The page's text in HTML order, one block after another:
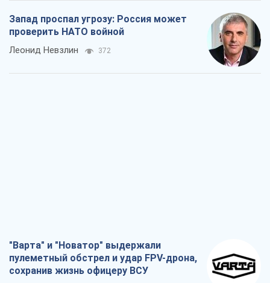
Запад проспал угрозу: Россия может
проверить НАТО войной
Леонид Невзлин 372
"Варта" и "Новатор" выдержали
пулеметный обстрел и удар FPV-дрона,
сохранив жизнь офицеру ВСУ